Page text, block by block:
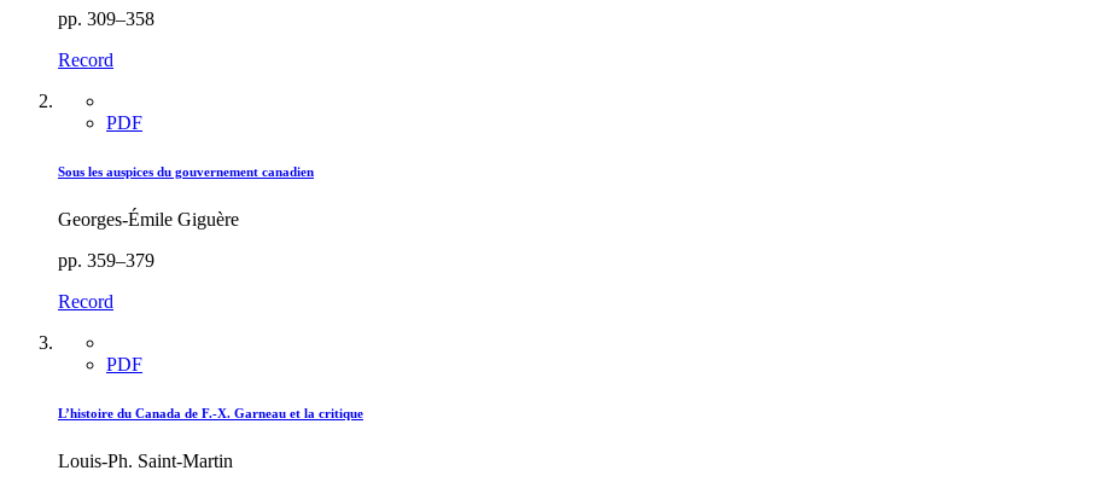
pp. 309–358
Record
PDF
Sous les auspices du gouvernement canadien
Georges-Émile Giguère
pp. 359–379
Record
PDF
L’histoire du Canada de F.-X. Garneau et la critique
Louis-Ph. Saint-Martin